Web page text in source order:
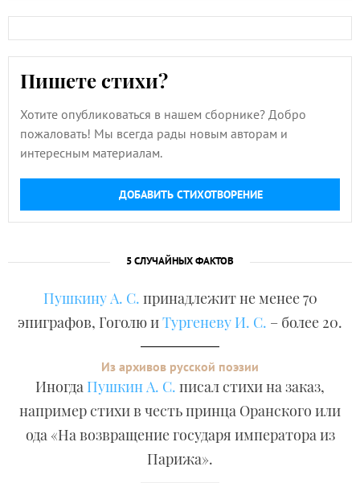
Пишете стихи?
Хотите опубликоваться в нашем сборнике? Добро
пожаловать! Мы всегда рады новым авторам и
интересным материалам.
ДОБАВИТЬ СТИХОТВОРЕНИЕ
5 СЛУЧАЙНЫХ ФАКТОВ
Пушкину А. С. принадлежит не менее 70
эпиграфов, Гоголю иТургеневу И. С. – более 20.
Из архивов русской поэзии
Иногда Пушкин А. С. писал стихи на заказ,
например стихи в честь принца Оранского или
ода «На возвращение государя императора из
Парижа».